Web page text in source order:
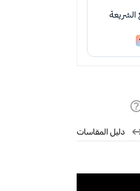
دليل المقاسات